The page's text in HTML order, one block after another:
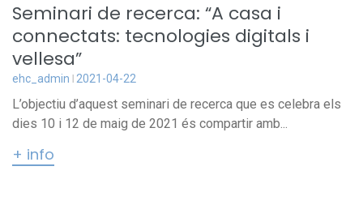
Seminari de recerca: “A casa i
connectats: tecnologies digitals i
vellesa”
ehc_admin 2021-04-22
L’objectiu d’aquest seminari de recerca que es celebra els
dies 10 i 12 de maig de 2021 és compartir amb...
+ info